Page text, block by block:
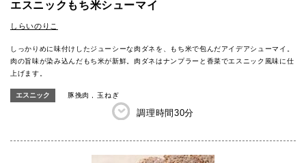
エスニックもち米シューマイ
しらいのりこ
しっかりめに味付けしたジューシーな肉ダネを、もち米で包んだアイデアシューマイ。
肉の旨味が染み込んだもち米が新鮮。肉ダネはナンプラーと香菜でエスニック風味に仕
上げます。
エスニック 豚挽肉 玉ねぎ
調理時間30分